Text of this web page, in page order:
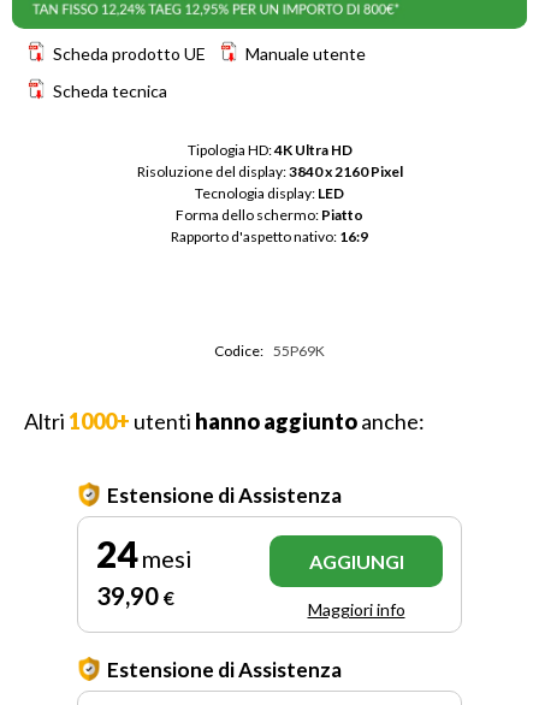
Scheda prodotto UE
Manuale utente
Scheda tecnica
Tipologia HD: 4K Ultra HD
Risoluzione del display: 3840 x 2160 Pixel
Tecnologia display: LED
Forma dello schermo: Piatto
Rapporto d'aspetto nativo: 16:9
Codice: 55P69K
Altri 1000+ utenti hanno aggiuntoanche:
Estensione di Assistenza
24mesi
39,90 €
AGGIUNGI
Maggiori info
Estensione di Assistenza